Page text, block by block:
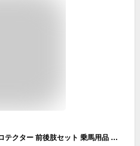
乗馬 プロテクター エコノミー プロテクター 前後肢セット 乗馬用品 馬具 ベストプライスシリーズ